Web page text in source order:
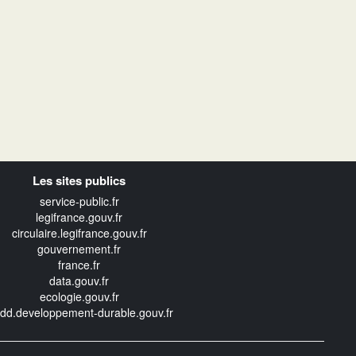
Les sites publics
service-public.fr
legifrance.gouv.fr
circulaire.legifrance.gouv.fr
gouvernement.fr
france.fr
data.gouv.fr
ecologie.gouv.fr
durable.gouv.fr